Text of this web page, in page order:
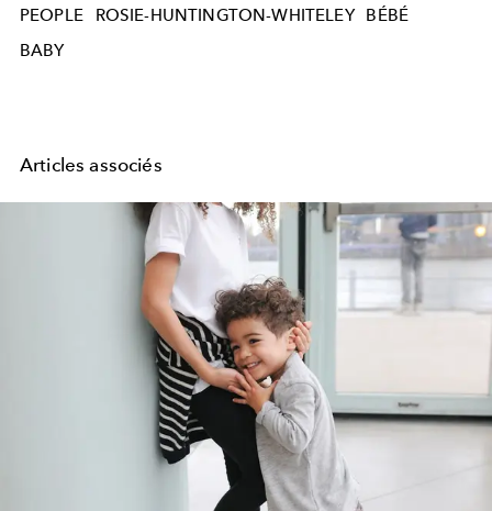
PEOPLE ROSIE-HUNTINGTON-WHITELEY
BÉBÉ
BABY
Articles associés